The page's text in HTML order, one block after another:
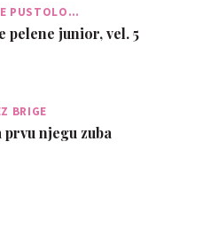
PUSTOLO…
pelene junior, vel. 5
BRIGE
prvu njegu zuba